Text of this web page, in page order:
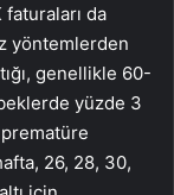
da
yöntemlerden
genellikle 60-
yüzde 3
26, 28, 30,